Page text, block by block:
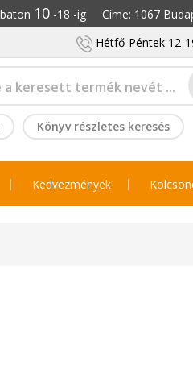
10 -18 -ig Címe: 1067
Hétfő-Péntek 12-
Könyv részletes keresés
Kedvezmények